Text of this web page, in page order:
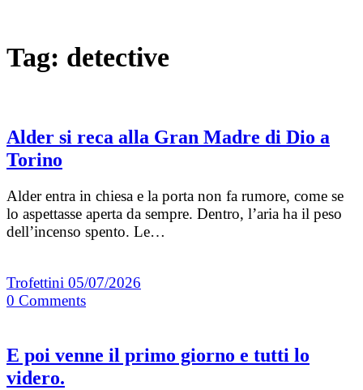
Tag: detective
Alder si reca alla Gran Madre di Dio a
Torino
Alder entra in chiesa e la porta non fa rumore, come se
lo aspettasse aperta da sempre. Dentro, l’aria ha il peso
dell’incenso spento. Le…
Trofettini 05/07/2026
0 Comments
E poi venne il primo giorno e tutti lo
videro.